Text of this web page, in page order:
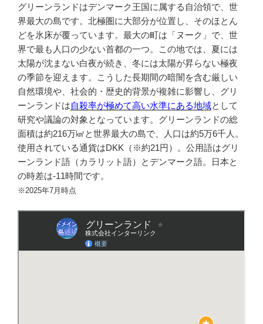
グリーンランドはデンマーク王国に属する自治領で、世
界最大の島です。北極圏に大部分が位置し、そのほとん
どを氷床が覆っています。最大の町は「ヌーク」で、世
界で最も人口の少ない首都の一つ。この地では、夏には
太陽が沈まない白夜が続き、冬には太陽が昇らない極夜
の季節を迎えます。こうした長期間の暗闇を含む厳しい
自然環境や、社会的・歴史的背景が複雑に影響し、グリ
ーンランドは自殺率が極めて高い水準にある地域として
研究や議論の対象となっています。グリーンランドの総
面積は約216万㎢と世界最大の島で、人口は約5万6千人。
使用されている通貨はDKK（※約21円）。公用語はグリ
ーンランド語（カラリット語）とデンマーク語。日本と
の時差は-11時間です。
※2025年7月時点